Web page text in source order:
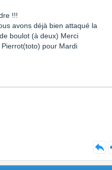
!!!
avons déjà bien attaqué la
boulot (à deux) Merci
pour Mardi